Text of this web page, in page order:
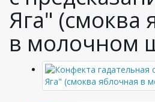
Яга" (смоква
в молочном